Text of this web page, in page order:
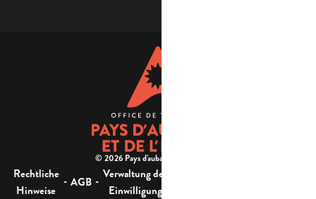
© 2026 Pays d'aubagne et de l'étoile -
Rechtliche
Hinweise
- AGB - Verwaltung der
Einwilligung